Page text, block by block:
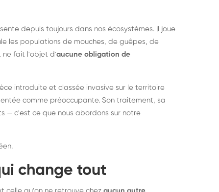
depuis toujours dans nos écosystèmes. Il joue
les populations de mouches, de guêpes, de
ne fait l'objet d'aucune obligation de
introduite et classée invasive sur le territoire
comme préoccupante. Son traitement, sa
— c'est ce que nous abordons sur notre
change tout